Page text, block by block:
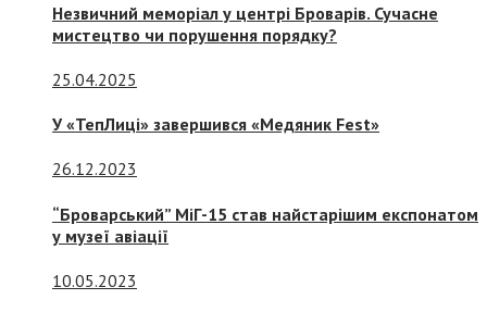
Незвичний меморіал у центрі Броварів. Сучасне
мистецтво чи порушення порядку?
25.04.2025
У «ТепЛиці» завершився «Медяник Fest»
26.12.2023
“Броварський” МіГ-15 став найстарішим експонатом
у музеї авіації
10.05.2023